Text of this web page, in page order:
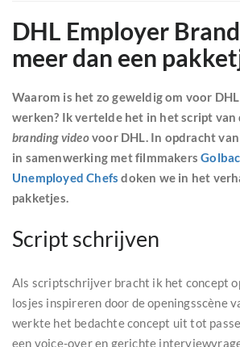
DHL Employer
meer dan een
Waarom is het zo geweldig om voor
werken? Ik vertelde het in het script van
branding videovoor DHL. In opdracht
in samenwerking met filmmakers
Unemployed Chefs doken we in het
pakketjes.
Script schrijven
Als scriptschrijver bracht ik het concept
losjes inspireren door de openingsscène
werkte het bedachte concept uit tot
een voice-over en gerichte